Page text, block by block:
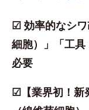
☑ 効率的なシ
細胞）」「工
必要
☑【業界初！新